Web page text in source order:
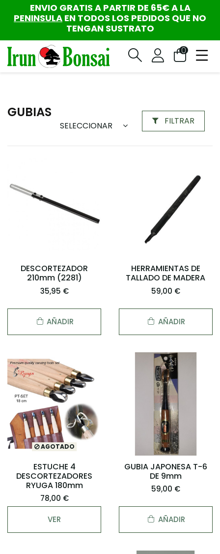
ENVIO GRATIS A PARTIR DE 65€ A LA
PENINSULA EN TODOS LOS PEDIDOS QUE NO
TENGAN SUSTRATO
0
GUBIAS
SELECCIONAR FILTRAR
DESCORTEZADOR
210mm (2281)
35,95 €
AÑADIR
HERRAMIENTAS DE
TALLADO DE MADERA
59,00 €
AÑADIR
AGOTADO
ESTUCHE 4
DESCORTEZADORES
RYUGA 180mm
78,00 €
VER
GUBIA JAPONESA T-6
DE 9mm
59,00 €
AÑADIR